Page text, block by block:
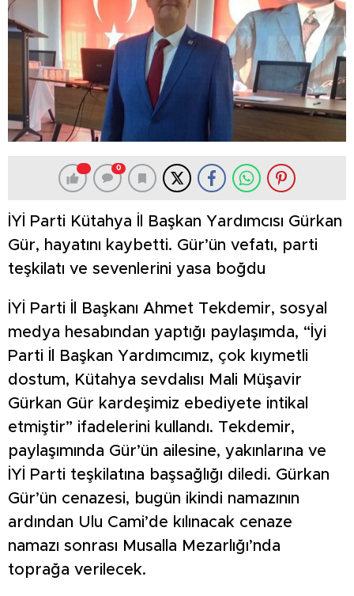
0
İYİ Parti Kütahya İl Başkan Yardımcısı Gürkan
Gür, hayatını kaybetti. Gür’ün vefatı, parti
teşkilatı ve sevenlerini yasa boğdu
İYİ Parti İl Başkanı Ahmet Tekdemir, sosyal
medya hesabından yaptığı paylaşımda, “İyi
Parti İl Başkan Yardımcımız, çok kıymetli
dostum, Kütahya sevdalısı Mali Müşavir
Gürkan Gür kardeşimiz ebediyete intikal
etmiştir” ifadelerini kullandı. Tekdemir,
paylaşımında Gür’ün ailesine, yakınlarına ve
İYİ Parti teşkilatına başsağlığı diledi. Gürkan
Gür’ün cenazesi, bugün ikindi namazının
ardından Ulu Cami’de kılınacak cenaze
namazı sonrası Musalla Mezarlığı’nda
toprağa verilecek.